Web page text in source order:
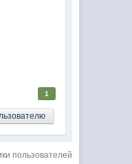
1
пользователей